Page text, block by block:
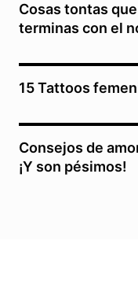
Cosas tontas
terminas con el
15 Tattoos
Consejos de
¡Y son pésimos!